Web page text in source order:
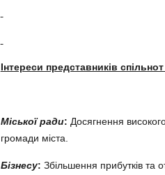
Інтереси представників спільнот
Міської ради: Досягнення
громади міста.
Бізнесу: Збільшення прибутків та